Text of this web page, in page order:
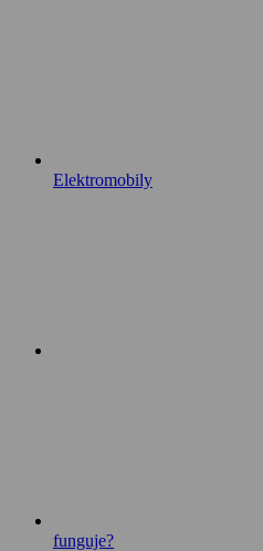
Elektromobily
funguje?